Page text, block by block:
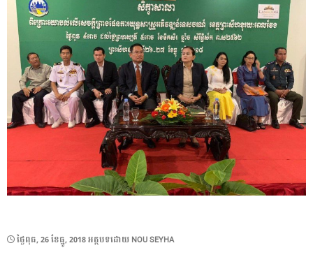
POSTED
ថ្ងៃ​ពុធ, 26 ខែ​ធ្នូ, 2018អត្ថបទដោយ NOU SEYHA